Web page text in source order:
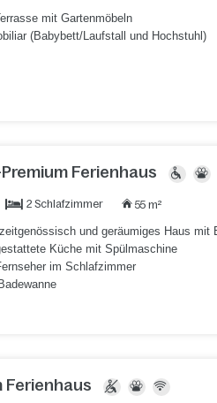
mit Gartenmöbeln
(Babybett/Laufstall und Hochstuhl)
Ferienhaus
2 Schlafzimmer 55 m²
und geräumiges Haus mit
Küche mit Spülmaschine
im Schlafzimmer
Ferienhaus